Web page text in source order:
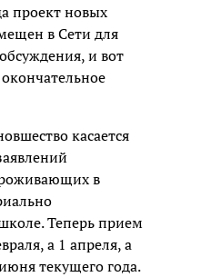
проект новых
в Сети для
и вот
касается
в
Теперь прием
а 1 апреля, а
текущего года.